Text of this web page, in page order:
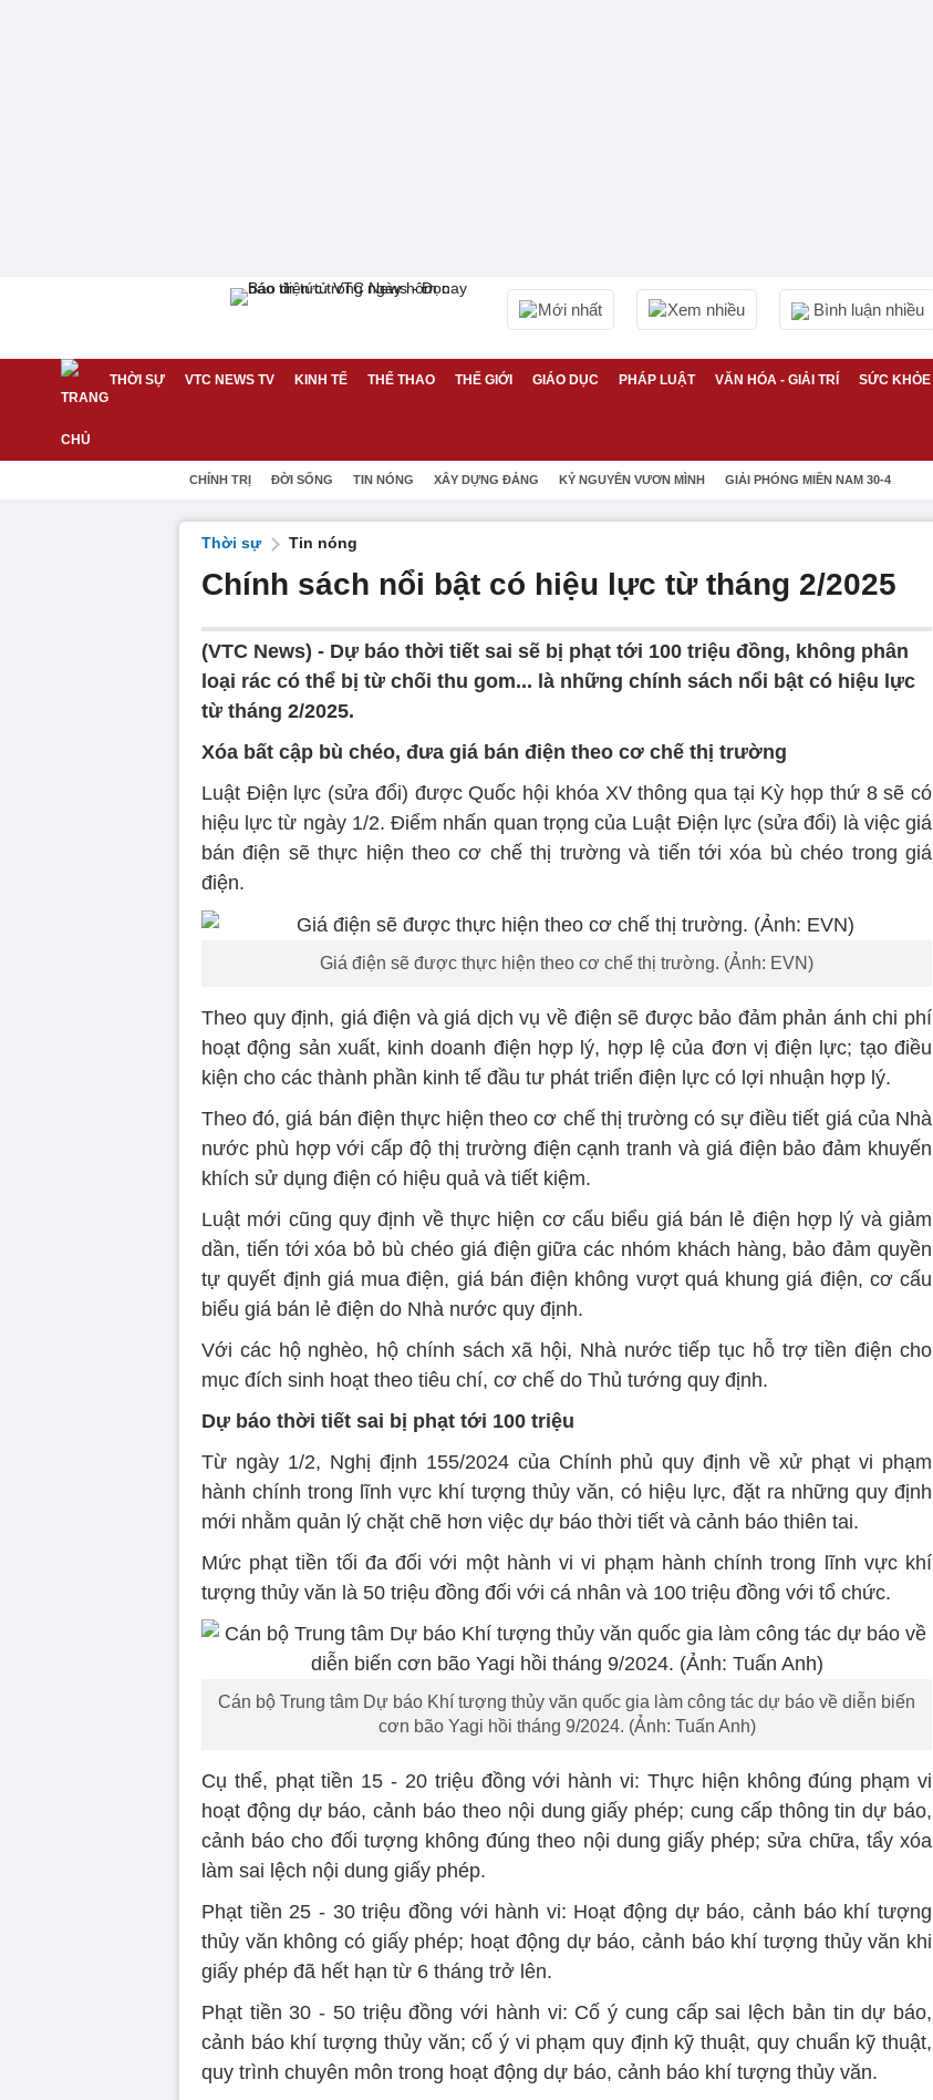
Mới nhất Xem nhiều Bình luận nhiều
THỜI SỰ VTC NEWS TV KINH TẾ THỂ THAO THẾ GIỚI GIÁO DỤC PHÁP LUẬT VĂN HÓA - GIẢI TRÍ SỨC KHỎE
CHÍNH TRỊ ĐỜI SỐNG TIN NÓNG XÂY DỰNG ĐẢNG KỶ NGUYÊN VƯƠN MÌNH GIẢI PHÓNG MIỀN NAM 30-4
Thời sự Tin nóng
Chính sách nổi bật có hiệu lực từ tháng 2/2025
(VTC News) - Dự báo thời tiết sai sẽ bị phạt tới 100 triệu đồng, không phân
loại rác có thể bị từ chối thu gom... là những chính sách nổi bật có hiệu lực
từ tháng 2/2025.
Xóa bất cập bù chéo, đưa giá bán điện theo cơ chế thị trường
Luật Điện lực (sửa đổi) được Quốc hội khóa XV thông qua tại Kỳ họp thứ 8 sẽ có
hiệu lực từ ngày 1/2. Điểm nhấn quan trọng của Luật Điện lực (sửa đổi) là việc giá
bán điện sẽ thực hiện theo cơ chế thị trường và tiến tới xóa bù chéo trong giá
điện.
Giá điện sẽ được thực hiện theo cơ chế thị trường. (Ảnh: EVN)
Theo quy định, giá điện và giá dịch vụ về điện sẽ được bảo đảm phản ánh chi phí
hoạt động sản xuất, kinh doanh điện hợp lý, hợp lệ của đơn vị điện lực; tạo điều
kiện cho các thành phần kinh tế đầu tư phát triển điện lực có lợi nhuận hợp lý.
Theo đó, giá bán điện thực hiện theo cơ chế thị trường có sự điều tiết giá của Nhà
nước phù hợp với cấp độ thị trường điện cạnh tranh và giá điện bảo đảm khuyến
khích sử dụng điện có hiệu quả và tiết kiệm.
Luật mới cũng quy định về thực hiện cơ cấu biểu giá bán lẻ điện hợp lý và giảm
dần, tiến tới xóa bỏ bù chéo giá điện giữa các nhóm khách hàng, bảo đảm quyền
tự quyết định giá mua điện, giá bán điện không vượt quá khung giá điện, cơ cấu
biểu giá bán lẻ điện do Nhà nước quy định.
Với các hộ nghèo, hộ chính sách xã hội, Nhà nước tiếp tục hỗ trợ tiền điện cho
mục đích sinh hoạt theo tiêu chí, cơ chế do Thủ tướng quy định.
Dự báo thời tiết sai bị phạt tới 100 triệu
Từ ngày 1/2, Nghị định 155/2024 của Chính phủ quy định về xử phạt vi phạm
hành chính trong lĩnh vực khí tượng thủy văn, có hiệu lực, đặt ra những quy định
mới nhằm quản lý chặt chẽ hơn việc dự báo thời tiết và cảnh báo thiên tai.
Mức phạt tiền tối đa đối với một hành vi vi phạm hành chính trong lĩnh vực khí
tượng thủy văn là 50 triệu đồng đối với cá nhân và 100 triệu đồng với tổ chức.
Cán bộ Trung tâm Dự báo Khí tượng thủy văn quốc gia làm công tác dự báo về diễn biến
cơn bão Yagi hồi tháng 9/2024. (Ảnh: Tuấn Anh)
Cụ thể, phạt tiền 15 - 20 triệu đồng với hành vi: Thực hiện không đúng phạm vi
hoạt động dự báo, cảnh báo theo nội dung giấy phép; cung cấp thông tin dự báo,
cảnh báo cho đối tượng không đúng theo nội dung giấy phép; sửa chữa, tẩy xóa
làm sai lệch nội dung giấy phép.
Phạt tiền 25 - 30 triệu đồng với hành vi: Hoạt động dự báo, cảnh báo khí tượng
thủy văn không có giấy phép; hoạt động dự báo, cảnh báo khí tượng thủy văn khi
giấy phép đã hết hạn từ 6 tháng trở lên.
Phạt tiền 30 - 50 triệu đồng với hành vi: Cố ý cung cấp sai lệch bản tin dự báo,
cảnh báo khí tượng thủy văn; cố ý vi phạm quy định kỹ thuật, quy chuẩn kỹ thuật,
quy trình chuyên môn trong hoạt động dự báo, cảnh báo khí tượng thủy văn.